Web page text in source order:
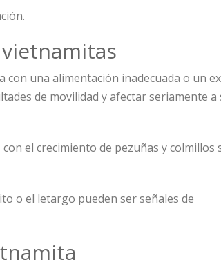
una alimentación inadecuada o un
de movilidad y afectar seriamente a
el crecimiento de pezuñas y colmillos
o el letargo pueden ser señales de